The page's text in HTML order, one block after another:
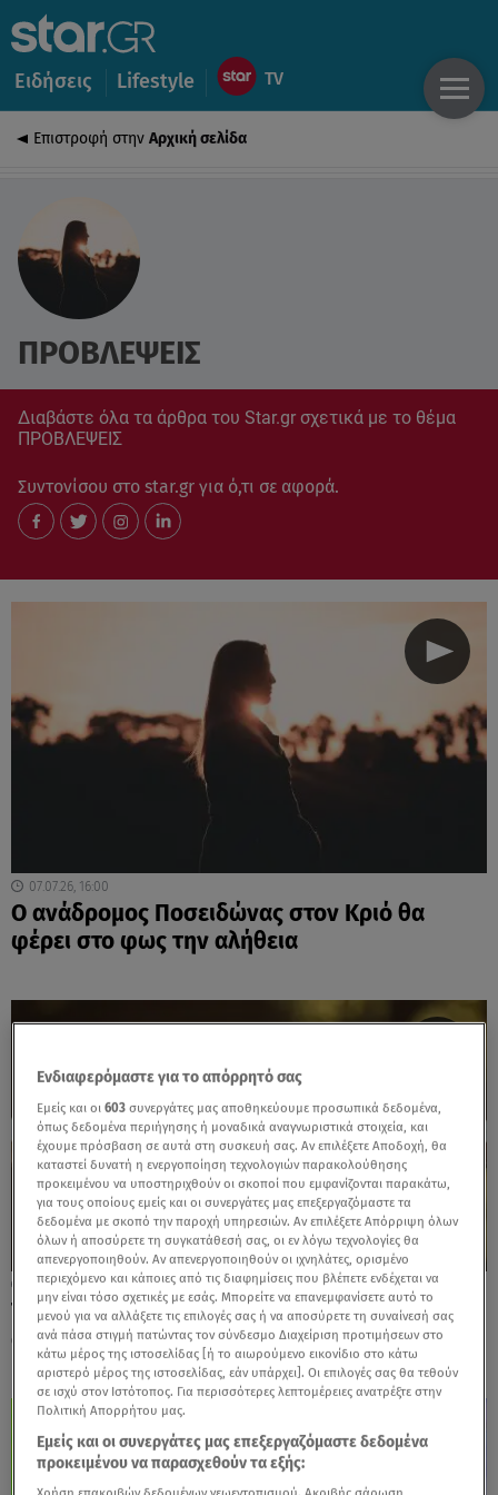
Ειδήσεις Lifestyle
Επιστροφή στην Αρχική σελίδα
ΠΡΟΒΛΕΨΕΙΣ
Διαβάστε όλα τα άρθρα του Star.gr σχετικά με το θέμα
ΠΡΟΒΛΕΨΕΙΣ
Συντονίσου στο star.gr για ό,τι σε αφορά.
07.07.26, 16:00
Ο ανάδρομος Ποσειδώνας στον Κριό θα
φέρει στο φως την αλήθεια
13.05.26, 10:23
Τα 4 ζώδια που θα ευνοηθούν πάρα πολύ
από την τυχερή Νέα Σελήνη στον Ταύρο
Ενδιαφερόμαστε για το απόρρητό σας
Εμείς και οι603 συνεργάτες μας αποθηκεύουμε προσωπικά δεδομένα,
όπως δεδομένα περιήγησης ή μοναδικά αναγνωριστικά στοιχεία, και
έχουμε πρόσβαση σε αυτά στη συσκευή σας. Αν επιλέξετε Αποδοχή, θα
καταστεί δυνατή η ενεργοποίηση τεχνολογιών παρακολούθησης
προκειμένου να υποστηριχθούν οι σκοποί που εμφανίζονται παρακάτω,
για τους οποίους εμείς και οι συνεργάτες μας επεξεργαζόμαστε τα
δεδομένα με σκοπό την παροχή υπηρεσιών. Αν επιλέξετε Απόρριψη όλων
όλων ή αποσύρετε τη συγκατάθεσή σας, οι εν λόγω τεχνολογίες θα
απενεργοποιηθούν. Αν απενεργοποιηθούν οι ιχνηλάτες, ορισμένο
περιεχόμενο και κάποιες από τις διαφημίσεις που βλέπετε ενδέχεται να
μην είναι τόσο σχετικές με εσάς. Μπορείτε να επανεμφανίσετε αυτό το
μενού για να αλλάξετε τις επιλογές σας ή να αποσύρετε τη συναίνεσή σας
ανά πάσα στιγμή πατώντας τον σύνδεσμο Διαχείριση προτιμήσεων στο
κάτω μέρος της ιστοσελίδας [ή το αιωρούμενο εικονίδιο στο κάτω
αριστερό μέρος της ιστοσελίδας, εάν υπάρχει]. Οι επιλογές σας θα τεθούν
σε ισχύ στον Ιστότοπος. Για περισσότερες λεπτομέρειες ανατρέξτε στην
Πολιτική Απορρήτου μας.
Εμείς και οι συνεργάτες μας επεξεργαζόμαστε δεδομένα
προκειμένου να παρασχεθούν τα εξής: